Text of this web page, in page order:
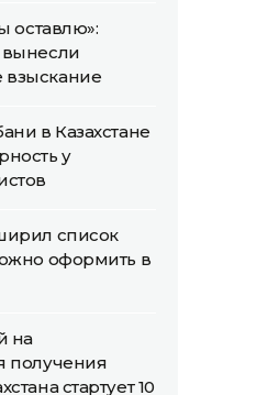
оставлю»:
в Казахстане
у
список
оформить в
на
получения
стартует 10